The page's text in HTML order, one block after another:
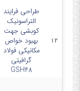
۱۲
طراحی فرایند
التراسونیک
کوبشی جهت
بهبود خواص
مکانیکی فولاد
گرافیتی
GSH48‌